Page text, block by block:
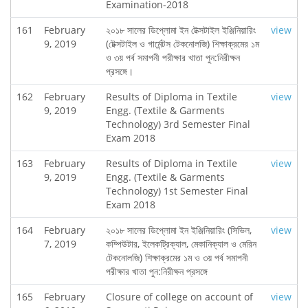
Examination-2018
161
February
9, 2019
২০১৮ সালের ডিপ্লোমা ইন টেক্সটাইল ইঞ্জিনিয়ারিং
(টেক্সটাইল ও গার্মেন্টস টেকনোলজি) শিক্ষাক্রমের ১ম
ও ৩য় পর্ব সমাপনী পরীক্ষার খাতা পুন:নিরীক্ষন
প্রসঙ্গে।
view
162
February
9, 2019
Results of Diploma in Textile
Engg. (Textile & Garments
Technology) 3rd Semester Final
Exam 2018
view
163
February
9, 2019
Results of Diploma in Textile
Engg. (Textile & Garments
Technology) 1st Semester Final
Exam 2018
view
164
February
7, 2019
২০১৮ সালের ডিপ্লোমা ইন ইঞ্জিনিয়ারিং (সিভিল,
কম্পিউটার, ইলেকট্রিক্যাল, মেকানিক্যাল ও মেরিন
টেকনোলজি) শিক্ষাক্রমের ১ম ও ৩য় পর্ব সমাপনী
পরীক্ষার খাতা পুন:নিরীক্ষন প্রসঙ্গে
view
165
February
Closure of college on account of
view